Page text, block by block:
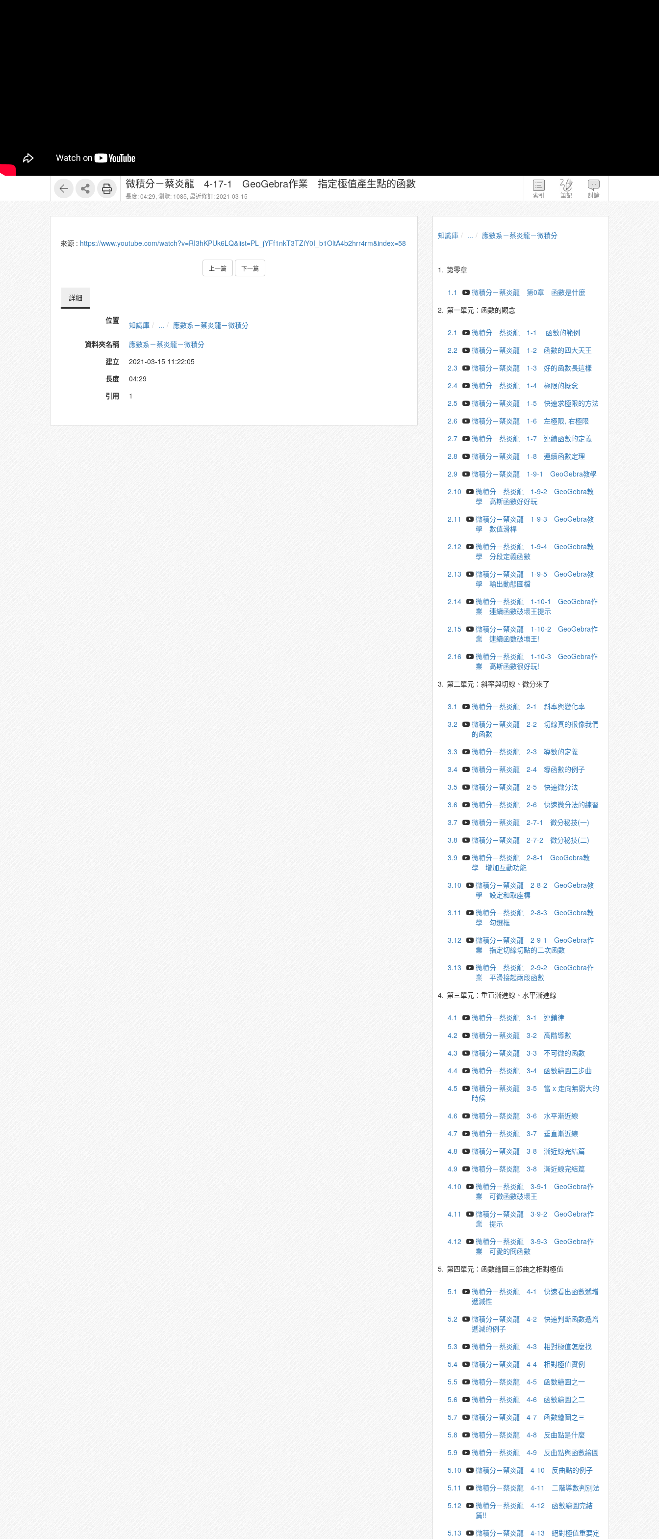
索引 筆記 討論
微積分－蔡炎龍 4-17-1 GeoGebra作業 指定極值產生點的函數
長度: 04:29, 瀏覽: 1085, 最近修訂: 2021-03-15
來源 : https://www.youtube.com/watch?v=RI3hKPUk6LQ&list=PL_jYFf1nkT3TZiY0I_b1OltA4b2hrr4rm&index=58
上一篇 下一篇
詳細
位置 知識庫 ...
應數系－蔡炎龍－微積分
資料夾名稱
應數系－蔡炎龍－微積分
建立
2021-03-15 11:22:05
長度
04:29
引用
1
知識庫 ... 應數系－蔡炎龍－微積分
1. 第零章
1.1
微積分－蔡炎龍 第0章 函數是什麼
2. 第一單元：函數的觀念
2.1
微積分－蔡炎龍 1-1 函數的範例
2.2
微積分－蔡炎龍 1-2 函數的四大天王
2.3
微積分－蔡炎龍 1-3 好的函數長這樣
2.4
微積分－蔡炎龍 1-4 極限的概念
2.5
微積分－蔡炎龍 1-5 快速求極限的方法
2.6
微積分－蔡炎龍 1-6 左極限, 右極限
2.7
微積分－蔡炎龍 1-7 連續函數的定義
2.8
微積分－蔡炎龍 1-8 連續函數定理
2.9
微積分－蔡炎龍 1-9-1 GeoGebra教學
2.10
微積分－蔡炎龍 1-9-2 GeoGebra教
學 高斯函數好好玩
2.11
微積分－蔡炎龍 1-9-3 GeoGebra教
學 數值滑桿
2.12
微積分－蔡炎龍 1-9-4 GeoGebra教
學 分段定義函數
2.13
微積分－蔡炎龍 1-9-5 GeoGebra教
學 輸出動態圖檔
2.14
微積分－蔡炎龍 1-10-1 GeoGebra作
業 連續函數破壞王提示
2.15
微積分－蔡炎龍 1-10-2 GeoGebra作
業 連續函數破壞王!
2.16
微積分－蔡炎龍 1-10-3 GeoGebra作
業 高斯函數很好玩!
3. 第二單元：斜率與切線、微分來了
3.1
微積分－蔡炎龍 2-1 斜率與變化率
3.2
微積分－蔡炎龍 2-2 切線真的很像我們
的函數
3.3
微積分－蔡炎龍 2-3 導數的定義
3.4
微積分－蔡炎龍 2-4 導函數的例子
3.5
微積分－蔡炎龍 2-5 快速微分法
3.6
微積分－蔡炎龍 2-6 快速微分法的練習
3.7
微積分－蔡炎龍 2-7-1 微分秘技(一)
3.8
微積分－蔡炎龍 2-7-2 微分秘技(二)
3.9
微積分－蔡炎龍 2-8-1 GeoGebra教
學 增加互動功能
3.10
微積分－蔡炎龍 2-8-2 GeoGebra教
學 設定和取座標
3.11
微積分－蔡炎龍 2-8-3 GeoGebra教
學 勾選框
3.12
微積分－蔡炎龍 2-9-1 GeoGebra作
業 指定切線切點的二次函數
3.13
微積分－蔡炎龍 2-9-2 GeoGebra作
業 平滑接起兩段函數
4. 第三單元：垂直漸進線、水平漸進線
4.1
微積分－蔡炎龍 3-1 連鎖律
4.2
微積分－蔡炎龍 3-2 高階導數
4.3
微積分－蔡炎龍 3-3 不可微的函數
4.4
微積分－蔡炎龍 3-4 函數繪圖三步曲
4.5
微積分－蔡炎龍 3-5 當 x 走向無窮大的
時候
4.6
微積分－蔡炎龍 3-6 水平漸近線
4.7
微積分－蔡炎龍 3-7 垂直漸近線
4.8
微積分－蔡炎龍 3-8 漸近線完結篇
4.9
微積分－蔡炎龍 3-8 漸近線完結篇
4.10
微積分－蔡炎龍 3-9-1 GeoGebra作
業 可微函數破壞王
4.11
微積分－蔡炎龍 3-9-2 GeoGebra作
業 提示
4.12
微積分－蔡炎龍 3-9-3 GeoGebra作
業 可愛的冏函數
5. 第四單元：函數繪圖三部曲之相對極值
5.1
微積分－蔡炎龍 4-1 快速看出函數遞增
遞減性
5.2
微積分－蔡炎龍 4-2 快速判斷函數遞增
遞減的例子
5.3
微積分－蔡炎龍 4-3 相對極值怎麼找
5.4
微積分－蔡炎龍 4-4 相對極值實例
5.5
微積分－蔡炎龍 4-5 函數繪圖之一
5.6
微積分－蔡炎龍 4-6 函數繪圖之二
5.7
微積分－蔡炎龍 4-7 函數繪圖之三
5.8
微積分－蔡炎龍 4-8 反曲點是什麼
5.9
微積分－蔡炎龍 4-9 反曲點與函數繪圖
5.10
微積分－蔡炎龍 4-10 反曲點的例子
5.11
微積分－蔡炎龍 4-11 二階導數判別法
5.12
微積分－蔡炎龍 4-12 函數繪圖完結
篇!!
5.13
微積分－蔡炎龍 4-13 絕對極值重要定